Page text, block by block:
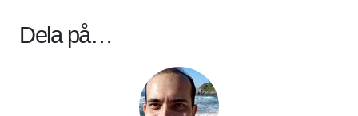
Dela på…